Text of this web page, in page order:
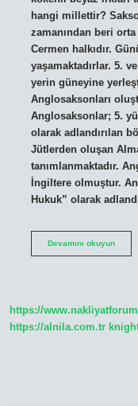
hangi millettir?
zamanından beri
Cermen halkıdır.
yaşamaktadırlar. 5.
yerin güneyine
Anglosaksonları
Anglosaksonlar; 5.
olarak adlandırılan
Jütlerden oluşan
tanımlanmaktadır.
İngiltere olmuştur.
Hukuk” olarak
Devamını okuyun
https://
https://alnila.com.tr